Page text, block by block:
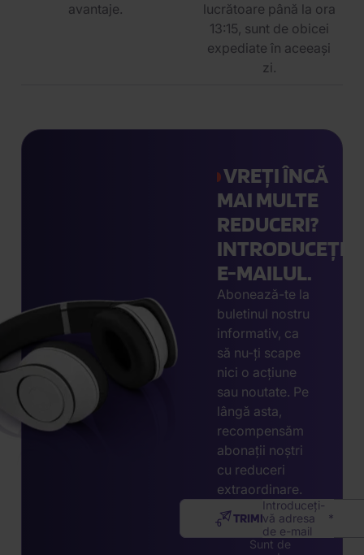
avantaje.
lucrătoare până la ora
13:15, sunt de obicei
expediate în aceeași
zi.
VREȚI ÎNCĂ
MAI MULTE
REDUCERI?
INTRODUCEȚI
E-MAILUL.
Abonează-te la
buletinul nostru
informativ, ca
să nu-ți scape
nici o acțiune
sau noutate. Pe
lângă asta,
recompensăm
abonații noștri
cu reduceri
extraordinare.
Introduceți-
vă adresa
de e-mail
TRIMITE
Sunt de